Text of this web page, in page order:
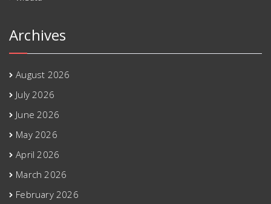
Archives
August 2026
July 2026
June 2026
May 2026
April 2026
March 2026
February 2026